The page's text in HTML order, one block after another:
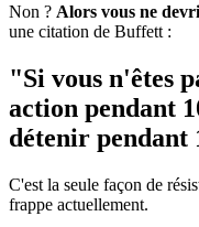
Non ? Alors vous ne
une citation de Buffett :
"Si vous n'êtes
action pendant
détenir pendant
C'est la seule façon de
frappe actuellement.